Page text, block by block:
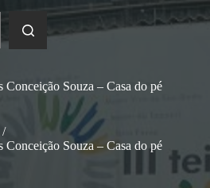
Souza – Casa do pé
/
Souza – Casa do pé